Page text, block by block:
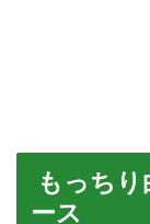
もっち
ース